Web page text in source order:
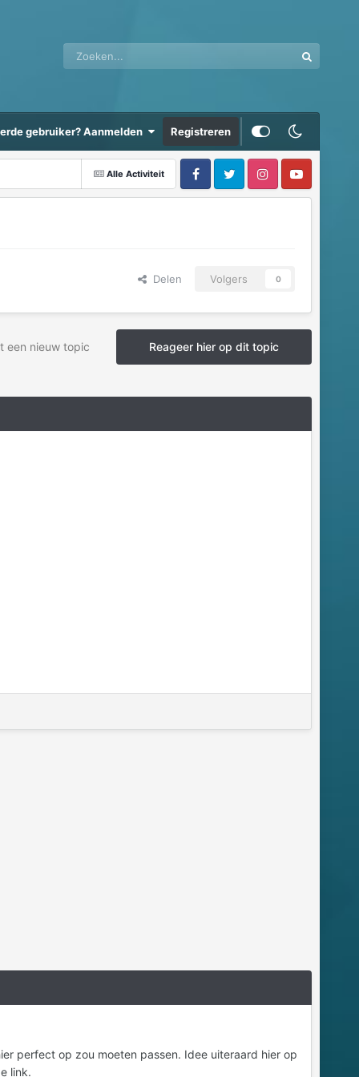
gebruiker? Aanmelden Registreren
Alle Activiteit
Delen Volgers 0
Reageer hier op dit topic
een nieuw topic
perfect op zou moeten passen. Idee uiteraard hier op
link.